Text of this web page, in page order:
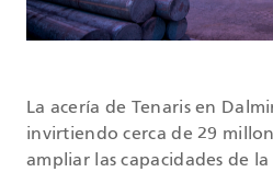
La acería de Tenaris en
invirtiendo cerca de 29
ampliar las capacidades de